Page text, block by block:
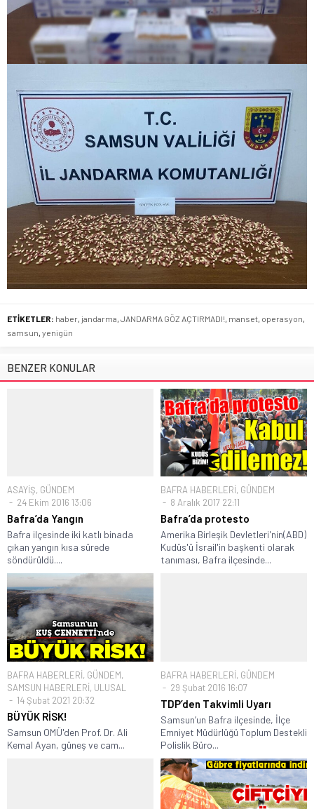
ETİKETLER: haber jandarma JANDARMA GÖZ AÇTIRMADI! manset operasyon
samsun yenigün
BENZER KONULAR
ASAYİŞ, GÜNDEM
24 Ekim 2016 13:06
Bafra’da Yangın
Bafra ilçesinde iki katlı binada
çıkan yangın kısa sürede
söndürüldü....
BAFRA HABERLERİ, GÜNDEM
8 Aralık 2017 22:11
Bafra’da protesto
Amerika Birleşik Devletleri'nin(ABD)
Kudüs'ü İsrail'in başkenti olarak
tanıması, Bafra ilçesinde...
BAFRA HABERLERİ, GÜNDEM,
SAMSUN HABERLERİ, ULUSAL
14 Şubat 2021 20:32
BÜYÜK RİSK!
Samsun OMÜ'den Prof. Dr. Ali
Kemal Ayan, güneş ve cam...
BAFRA HABERLERİ, GÜNDEM
29 Şubat 2016 16:07
TDP’den Takvimli Uyarı
Samsun’un Bafra ilçesinde, İlçe
Emniyet Müdürlüğü Toplum Destekli
Polislik Büro...